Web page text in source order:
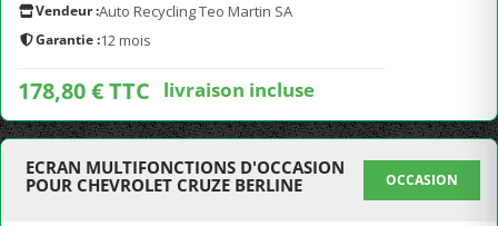
Vendeur :Auto Recycling Teo Martin SA
Garantie :12 mois
178,80 € TTC livraison incluse
ECRAN MULTIFONCTIONS D'OCCASION
POUR CHEVROLET CRUZE BERLINE
OCCASION